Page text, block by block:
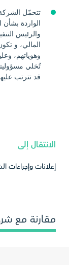
تتحمّل
الواردة
والرئيس
المالي، و
وهوياتهم،
تُخلي
قد تترتب
الانتقال إلى
إعلانات وإجراءات
مقارنة مع